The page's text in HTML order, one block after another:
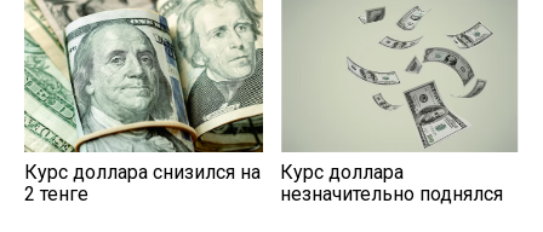
Курс доллара снизился на
2 тенге
Курс доллара
незначительно поднялся